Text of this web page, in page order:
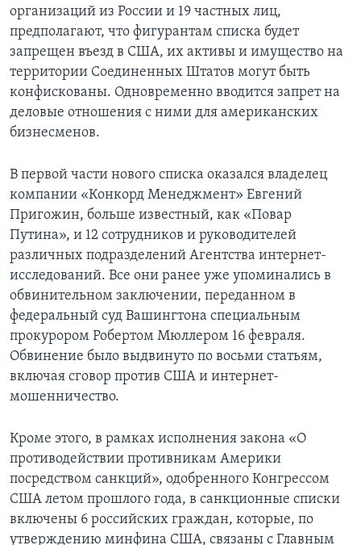
организаций из России и 19 частных лиц,
предполагают, что фигурантам списка будет
запрещен въезд в США, их активы и имущество на
территории Соединенных Штатов могут быть
конфискованы. Одновременно вводится запрет на
деловые отношения с ними для американских
бизнесменов.
В первой части нового списка оказался владелец
компании «Конкорд Менеджмент» Евгений
Пригожин, больше известный, как «Повар
Путина», и 12 сотрудников и руководителей
различных подразделений Агентства интернет-
исследований. Все они ранее уже упоминались в
обвинительном заключении, переданном в
федеральный суд Вашингтона специальным
прокурором Робертом Мюллером 16 февраля.
Обвинение было выдвинуто по восьми статьям,
включая сговор против США и интернет-
мошенничество.
Кроме этого, в рамках исполнения закона «О
противодействии противникам Америки
посредством санкций», одобренного Конгрессом
США летом прошлого года, в санкционные списки
включены 6 российских граждан, которые, по
утверждению минфина США, связаны с Главным